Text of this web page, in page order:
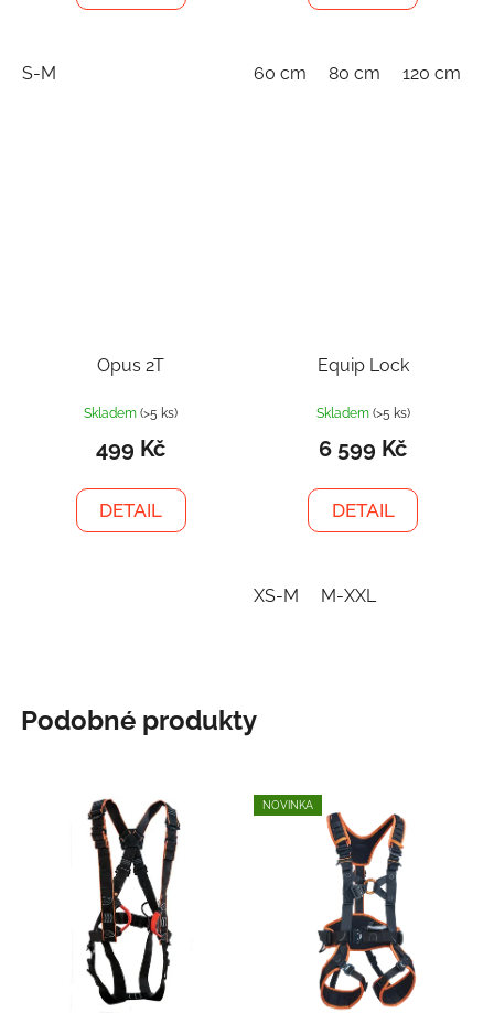
S-M 60 cm 80 cm 120 cm
Opus 2T
Skladem(>5 ks)
499 Kč
DETAIL
Equip Lock
Skladem (>5 ks)
6 599 Kč
DETAIL
XS-M M-XXL
Podobné produkty
NOVINKA